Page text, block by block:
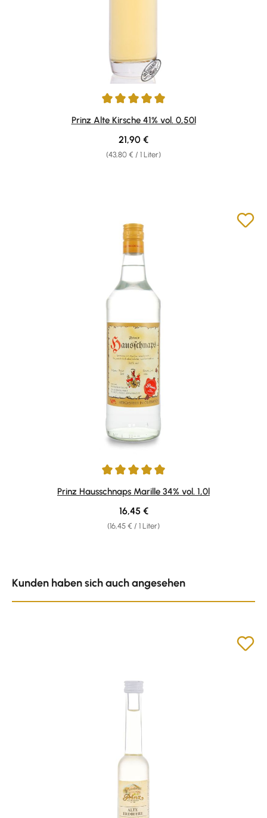
Durchschnittliche Bewertung von 4.9 von 5 Sternen
Prinz Alte Kirsche 41% vol. 0,50l
(43,80 € / 1 Liter)
Regulärer Preis:
21,90 €
Durchschnittliche Bewertung von 4.92 von 5 Sternen
Prinz Hausschnaps Marille 34% vol. 1,0l
(16,45 € / 1 Liter)
Regulärer Preis:
16,45 €
Kunden haben sich auch angesehen